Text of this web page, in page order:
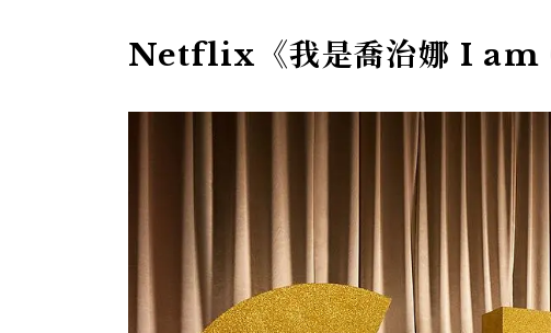
Netflix《我是喬治娜 I am